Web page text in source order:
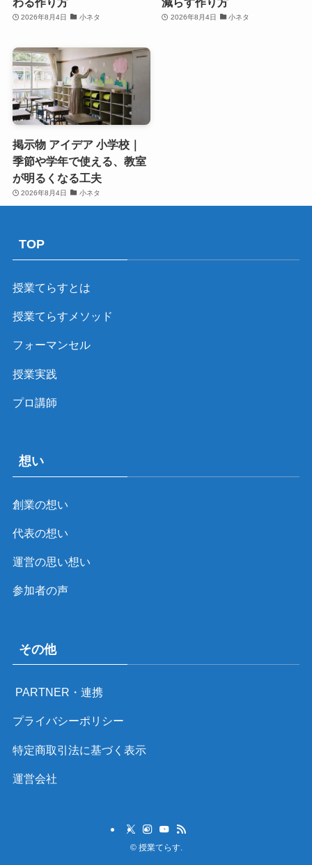
2026年8月4日 小ネタ 2026年8月4日 小ネタ
掲示物 アイデア 小学校｜
季節や学年で使える、教室
が明るくなる工夫
2026年8月4日 小ネタ
TOP
授業てらすとは
授業てらすメソッド
フォーマンセル
授業実践
プロ講師
想い
創業の想い
代表の想い
運営の思い想い
参加者の声
その他
PARTNER・連携
プライバシーポリシー
特定商取引法に基づく表示
運営会社
©授業てらす.